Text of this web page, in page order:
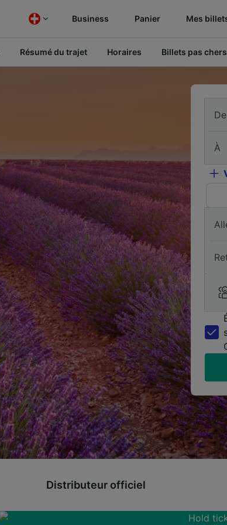
Business Panier Mes
Résumé du trajet Horaires Billets pas chers
De
À
Distributeur officiel